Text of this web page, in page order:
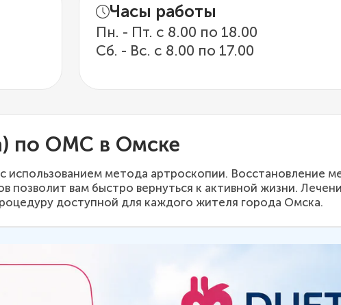
Часы работы
Пн. - Пт. с 8.00 по 18.00
Сб. - Вс. с 8.00 по 17.00
по ОМС в Омске
использованием метода артроскопии. Восстановление
позволит вам быстро вернуться к активной жизни.
доступной для каждого жителя города Омска.